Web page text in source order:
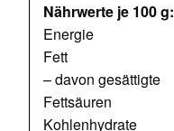
Nährwerte je 100 g:
Energie
Fett
– davon gesättigte
Fettsäuren
Kohlenhydrate